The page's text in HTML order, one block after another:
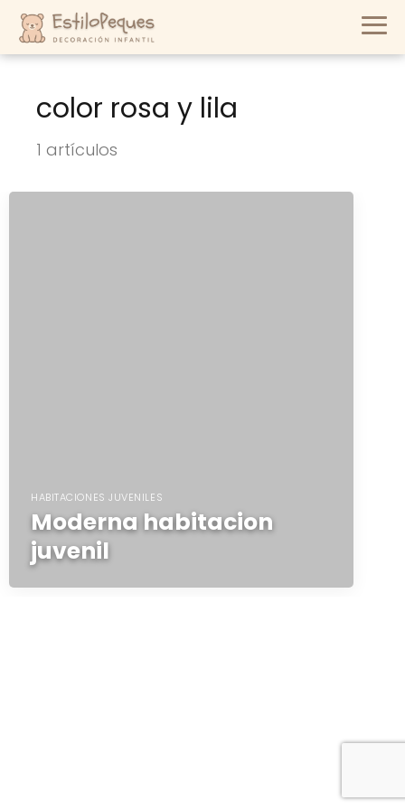
color rosa y lila
1 artículos
HABITACIONES JUVENILES
Moderna habitacion
juvenil